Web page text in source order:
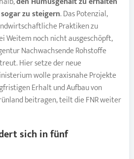
zu steigern. Das Potenzial,
Praktiken zu
Weitem noch nicht ausgeschöpft,
Nachwachsende Rohstoffe
Hier setze der neue
wolle praxisnahe Projekte
Erhalt und Aufbau von
beitragen, teilt die FNR weiter
sich in fünf